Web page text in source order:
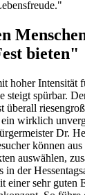
bieten"
hoher Intensität
steigt spürbar.
überall
wirklich
Dr.
können aus
auswählen,
der
einer sehr guten